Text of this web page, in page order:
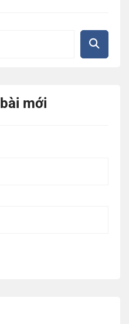
mới